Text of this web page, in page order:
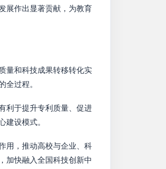
展作出显著贡献，为教育
量和科技成果转移转化实
过程。
利于提升专利质量、促进
设模式。
用，推动高校与企业、科
加快融入全国科技创新中